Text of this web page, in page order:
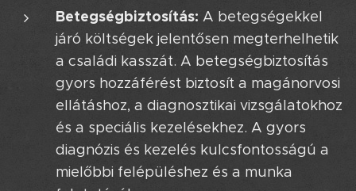
Betegségbiztosítás: A betegségekkel
járó költségek jelentősen megterhelhetik
a családi kasszát. A betegségbiztosítás
gyors hozzáférést biztosít a magánorvosi
ellátáshoz, a diagnosztikai vizsgálatokhoz
és a speciális kezelésekhez. A gyors
diagnózis és kezelés kulcsfontosságú a
mielőbbi felépüléshez és a munka